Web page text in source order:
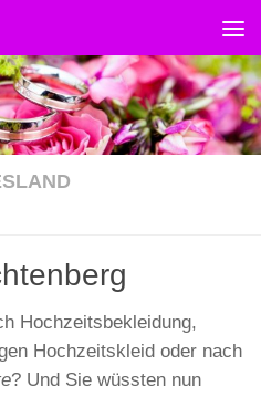
Hochzeitsbekleidung,
Hochzeitskleid oder nach
? Und Sie wüssten nun